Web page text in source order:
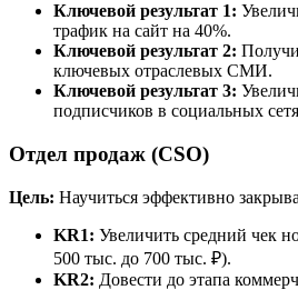
Ключевой результат 1:
трафик на сайт на 40%.
Ключевой результат 2:
ключевых отраслевых СМИ.
Ключевой результат 3:
подписчиков в социальных
Отдел продаж (CSO)
Цель: Научиться эффективно
KR1: Увеличить средний чек
500 тыс. до 700 тыс. ₽).
KR2: Довести до этапа